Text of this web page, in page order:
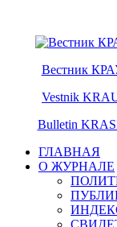
Вестник
Vestnik
Bulletin
ГЛАВНАЯ
О ЖУРНАЛЕ